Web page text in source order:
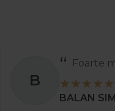
B
Foarte
BALAN